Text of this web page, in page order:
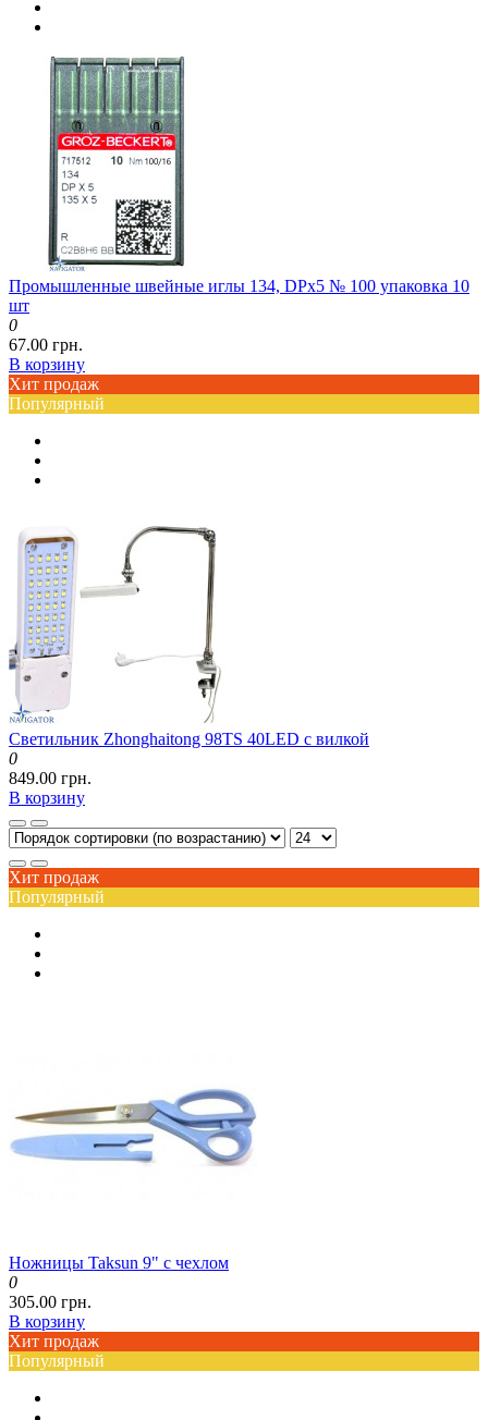
Промышленные швейные иглы 134, DPx5 № 100 упаковка 10
шт
0
67.00 грн.
В корзину
Хит продаж
Популярный
Светильник Zhonghaitong 98TS 40LED с вилкой
0
849.00 грн.
В корзину
Хит продаж
Популярный
Ножницы Taksun 9" с чехлом
0
305.00 грн.
В корзину
Хит продаж
Популярный